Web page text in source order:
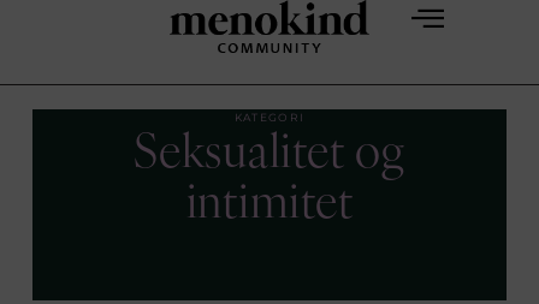
KATEGORI
Seksualitet og
intimitet